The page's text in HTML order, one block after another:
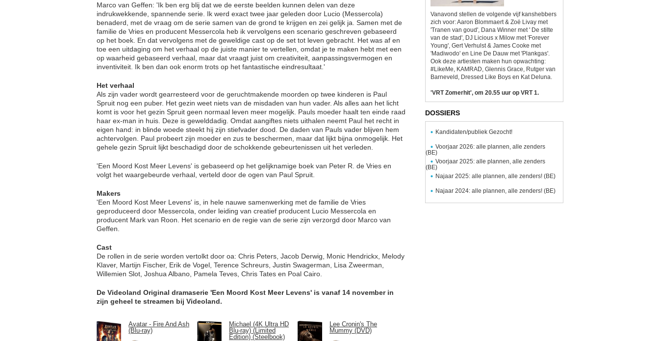
Marco van Geffen: 'Ik ben erg blij dat we de eerste beelden kunnen delen van deze
indrukwekkende, spannende serie. Ik werd exact twee jaar geleden door Lucio (Messercola)
benaderd, met de vraag om de serie samen van de grond te krijgen en zei gelijk ja. Samen met de
familie de Vries en producent Messercola heb ik vervolgens een scenario geschreven gebaseerd
op het boek. En dat vervolgens met de geweldige cast op de set tot leven gebracht. Het was af en
toe een uitdaging om het verhaal op de juiste manier te vertellen, omdat je te maken hebt met een
op waarheid gebaseerd verhaal, maar dat vraagt juist om creativiteit, aanpassingsvermogen en
inventiviteit. Ik ben dan ook enorm trots op het fantastische eindresultaat.'
Het verhaal
Als zijn vader wordt gearresteerd voor de geruchtmakende moorden op twee kinderen is Paul
Spruit nog een puber. Het gezin weet niets van de misdaden van hun vader. Als alles aan het licht
komt is voor het gezin Spruit geen normaal leven meer mogelijk. Pauls moeder haalt ten einde raad
haar ex-man in huis. Deze is gewelddadig. Omdat aangiftes niets uithalen neemt Paul het recht in
eigen hand: in blinde woede steekt hij zijn stiefvader dood. De daden van Pauls vader blijven hem
achtervolgen. Paul probeert zijn moeder en zus te beschermen, maar dat lijkt bijna onmogelijk. Het
gehele gezin Spruit lijkt beschadigd door de schokkende gebeurtenissen uit het verleden.
'Een Moord Kost Meer Levens' is gebaseerd op het gelijknamige boek van Peter R. de Vries en
volgt het waargebeurde verhaal, verteld door de ogen van Paul Spruit.
Makers
'Een Moord Kost Meer Levens' is, in hele nauwe samenwerking met de familie de Vries
geproduceerd door Messercola, onder leiding van creatief producent Lucio Messercola en
producent Mark van Roon. Het scenario en de regie van de serie zijn verzorgd door Marco van
Geffen.
Cast
De rollen in de serie worden vertolkt door oa: Chris Peters, Jacob Derwig, Monic Hendrickx, Melody
Klaver, Martijn Fischer, Erik de Vogel, Terence Schreurs, Justin Swagerman, Lisa Zweerman,
Willemien Slot, Joshua Albano, Pamela Teves, Chris Tates en Poal Cairo.
De Videoland Original dramaserie 'Een Moord Kost Meer Levens' is vanaf 14 november in
zijn geheel te streamen bij Videoland.
Avatar - Fire And Ash
(Blu-ray)
Michael (4K Ultra HD
Blu-ray) (Limited
Edition) (Steelbook)
Lee Cronin's The
Mummy (DVD)
Vanavond stellen de volgende vijf kanshebbers
zich voor: Aaron Blommaert & Zoë Livay met
'Tranen van goud', Dana Winner met ' De stilte
van de stad', DJ Licious x Milow met 'Forever
Young', Gert Verhulst & James Cooke met
'Madiwodo' en Line De Dauw met 'Plankgas'.
Ook deze artiesten maken hun opwachting:
#LikeMe, KAMRAD, Glennis Grace, Rutger van
Barneveld, Dressed Like Boys en Kat Deluna.
'VRT Zomerhit', om 20.55 uur op VRT 1.
DOSSIERS
Kandidaten/publiek Gezocht!
Voorjaar 2026: alle plannen, alle zenders
(BE)
Voorjaar 2025: alle plannen, alle zenders
(BE)
Najaar 2025: alle plannen, alle zenders! (BE)
Najaar 2024: alle plannen, alle zenders! (BE)